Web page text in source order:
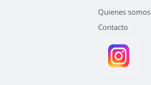
Quienes somos
Contacto